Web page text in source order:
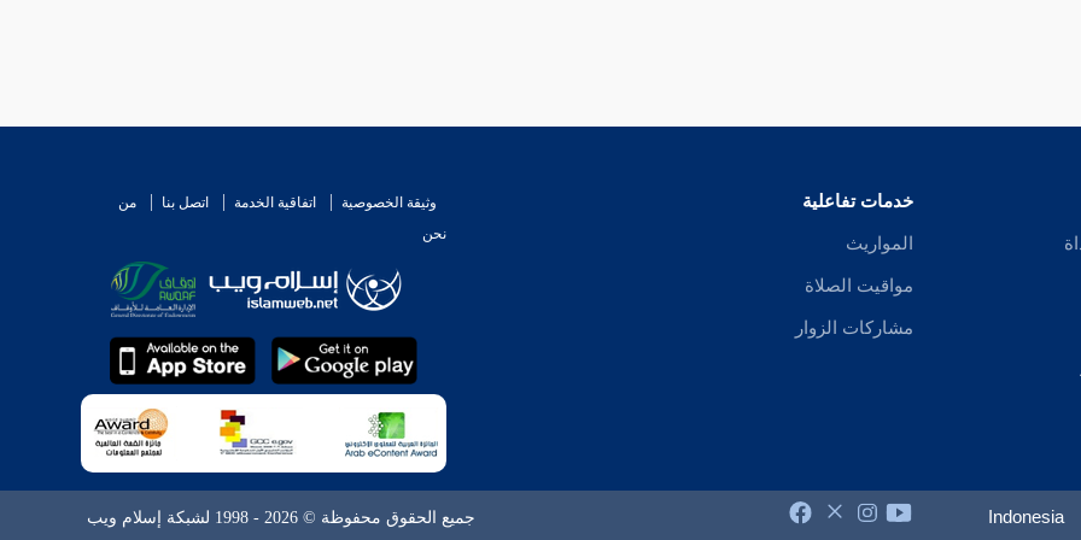
خدمات تفاعلية
المواريث
مواقيت الصلاة
مشاركات الزوار
وثيقة الخصوصية اتفاقية الخدمة اتصل بنا
من
نحن
Indonesia جميع الحقوق محفوظة © 2026 - 1998 لشبكة إسلام ويب